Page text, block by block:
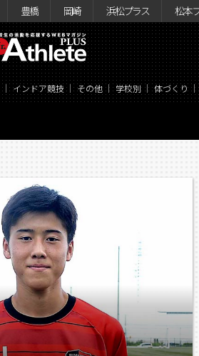
豊橋 岡崎 浜松プラス 松本
インドア競技 その他 学校別 体づくり